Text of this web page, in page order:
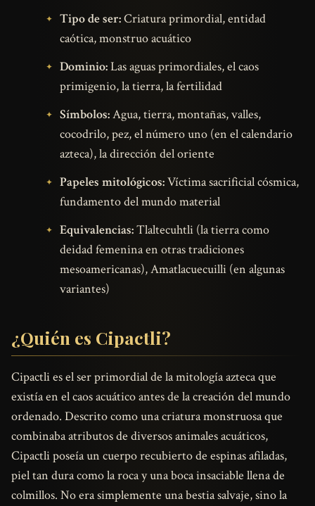
Tipo de ser:Criatura primordial, entidad
caótica, monstruo acuático
Dominio:Las aguas primordiales, el caos
primigenio, la tierra, la fertilidad
Símbolos:Agua, tierra, montañas, valles,
cocodrilo, pez, el número uno (en el calendario
azteca), la dirección del oriente
Papeles mitológicos:Víctima sacrificial cósmica,
fundamento del mundo material
Equivalencias:Tlaltecuhtli (la tierra como
deidad femenina en otras tradiciones
mesoamericanas), Amatlacuecuilli (en algunas
variantes)
¿Quién es Cipactli?
Cipactli es el ser primordial de la mitología azteca que
existía en el caos acuático antes de la creación del mundo
ordenado. Descrito como una criatura monstruosa que
combinaba atributos de diversos animales acuáticos,
Cipactli poseía un cuerpo recubierto de espinas afiladas,
piel tan dura como la roca y una boca insaciable llena de
colmillos. No era simplemente una bestia salvaje, sino la